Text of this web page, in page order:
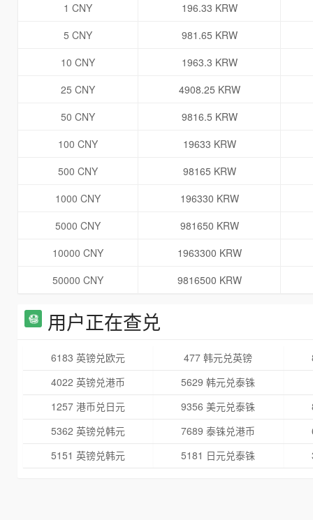
1 CNY
196.33 KRW
5 CNY
981.65 KRW
10 CNY
1963.3 KRW
25 CNY
4908.25 KRW
50 CNY
9816.5 KRW
100 CNY
19633 KRW
500 CNY
98165 KRW
1000 CNY
196330 KRW
5000 CNY
981650 KRW
10000 CNY
1963300 KRW
50000 CNY
9816500 KRW
用户正在查兑
6183 英镑兑欧元 477 韩元兑英镑
4022 英镑兑港币
5629 韩元兑泰铢
1257 港币兑日元
9356 美元兑泰铢
5362 英镑兑韩元
7689 泰铢兑港币
5151 英镑兑韩元
5181 日元兑泰铢